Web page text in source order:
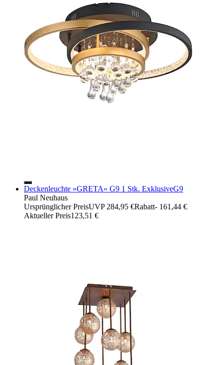
Deckenleuchte »GRETA« G9 1 Stk. ExklusiveG9
Paul Neuhaus
Ursprünglicher PreisUVP 284,95 €Rabatt- 161,44 €
Aktueller Preis123,51 €